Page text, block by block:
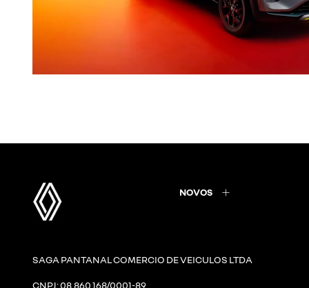
NOVOS
SAGA PANTANAL COMERCIO DE VEICULOS LTDA